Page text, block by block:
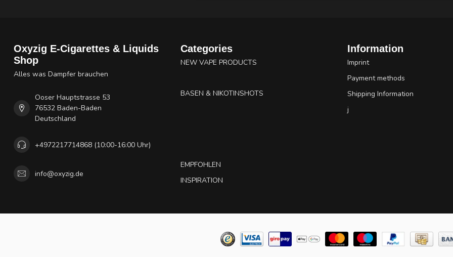
Oxyzig E-Cigarettes & Liquids
Shop
Alles was Dampfer brauchen
Ooser Hauptstrasse 53
76532 Baden-Baden
Deutschland
+4972217714868 (10:00-16:00 Uhr)
info@oxyzig.de
Categories
NEW VAPE PRODUCTS
BASEN & NIKOTINSHOTS
EMPFOHLEN
INSPIRATION
Information
Imprint
Payment methods
Shipping Information
j